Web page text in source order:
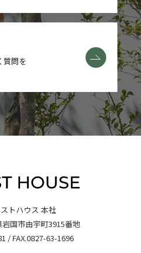
質問を
トハウス 本社
国市由宇町3915番地
/ FAX.0827-63-1696